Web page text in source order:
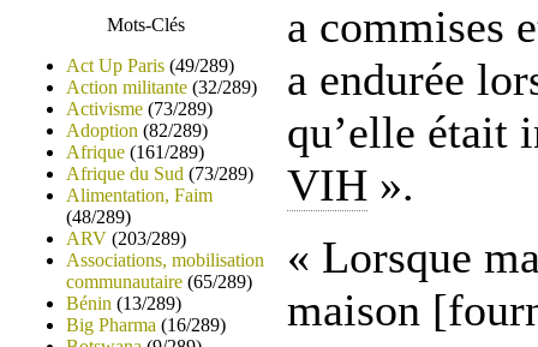
Mots-Clés
Act Up Paris (49/289)
Action militante (32/289)
Activisme (73/289)
Adoption (82/289)
Afrique (161/289)
Afrique du Sud (73/289)
Alimentation, Faim
(48/289)
ARV (203/289)
Associations, mobilisation
communautaire (65/289)
Bénin (13/289)
Big Pharma (16/289)
a commises
a endurée
qu’elle était
VIH ».
« Lorsque
maison